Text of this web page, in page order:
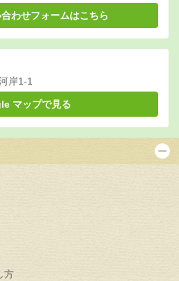
わせフォームはこちら
岸1-1
マップで見る
方